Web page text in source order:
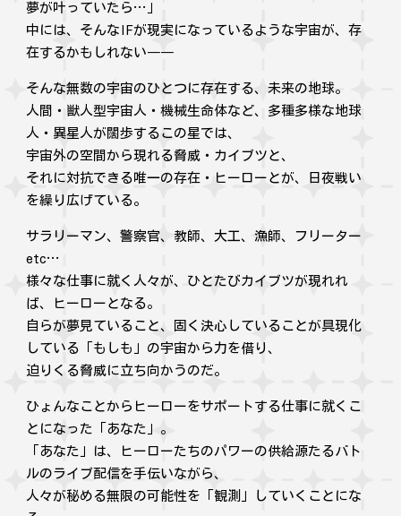
夢が叶っていたら…」
中には、そんなIFが現実になっているような宇宙が、存
在するかもしれない――
そんな無数の宇宙のひとつに存在する、未来の地球。
人間・獣人型宇宙人・機械生命体など、多種多様な地球
人・異星人が闊歩するこの星では、
宇宙外の空間から現れる脅威・カイブツと、
それに対抗できる唯一の存在・ヒーローとが、日夜戦い
を繰り広げている。
サラリーマン、警察官、教師、大工、漁師、フリーター
etc…
様々な仕事に就く人々が、ひとたびカイブツが現れれ
ば、ヒーローとなる。
自らが夢見ていること、固く決心していることが具現化
している「もしも」の宇宙から力を借り、
迫りくる脅威に立ち向かうのだ。
ひょんなことからヒーローをサポートする仕事に就くこ
とになった「あなた」。
「あなた」は、ヒーローたちのパワーの供給源たるバト
ルのライブ配信を手伝いながら、
人々が秘める無限の可能性を「観測」していくことにな